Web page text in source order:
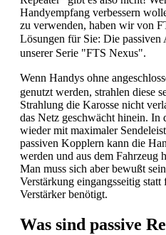
Handyempfang verbessern
zu verwenden, haben wir von
Lösungen für Sie: Die passiven
unserer Serie "FTS Nexus".
Wenn Handys ohne
genutzt werden, strahlen diese
Strahlung die Karosse nicht
das Netz geschwächt hinein. In
wieder mit maximaler
passiven Kopplern kann die
werden und aus dem Fahrzeug
Man muss sich aber bewußt
Verstärkung eingangsseitig
Verstärker benötigt.
Was sind passive